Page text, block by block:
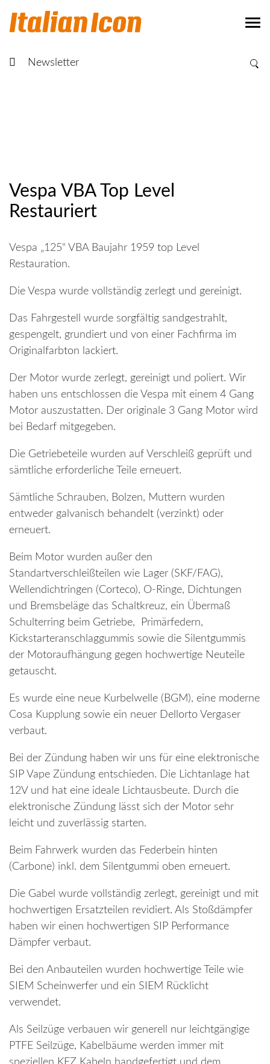
Newsletter
Vespa VBA Top Level
Restauriert
Vespa „125“ VBA Baujahr 1959 top Level
Restauration.
Die Vespa wurde vollständig zerlegt und gereinigt.
Das Fahrgestell wurde sorgfältig sandgestrahlt,
gespengelt, grundiert und von einer Fachfirma im
Originalfarbton lackiert.
Der Motor wurde zerlegt, gereinigt und poliert. Wir
haben uns entschlossen die Vespa mit einem 4 Gang
Motor auszustatten. Der originale 3 Gang Motor wird
bei Bedarf mitgegeben.
Die Getriebeteile wurden auf Verschleiß geprüft und
sämtliche erforderliche Teile erneuert.
Sämtliche Schrauben, Bolzen, Muttern wurden
entweder galvanisch behandelt (verzinkt) oder
erneuert.
Beim Motor wurden außer den
Standartverschleißteilen wie Lager (SKF/FAG),
Wellendichtringen (Corteco), O-Ringe, Dichtungen
und Bremsbeläge das Schaltkreuz, ein Übermaß
Schulterring beim Getriebe, Primärfedern,
Kickstarteranschlaggummis sowie die Silentgummis
der Motoraufhängung gegen hochwertige Neuteile
getauscht.
Es wurde eine neue Kurbelwelle (BGM), eine moderne
Cosa Kupplung sowie ein neuer Dellorto Vergaser
verbaut.
Bei der Zündung haben wir uns für eine elektronische
SIP Vape Zündung entschieden. Die Lichtanlage hat
12V und hat eine ideale Lichtausbeute. Durch die
elektronische Zündung lässt sich der Motor sehr
leicht und zuverlässig starten.
Beim Fahrwerk wurden das Federbein hinten
(Carbone) inkl. dem Silentgummi oben erneuert.
Die Gabel wurde vollständig zerlegt, gereinigt und mit
hochwertigen Ersatzteilen revidiert. Als Stoßdämpfer
haben wir einen hochwertigen SIP Performance
Dämpfer verbaut.
Bei den Anbauteilen wurden hochwertige Teile wie
SIEM Scheinwerfer und ein SIEM Rücklicht
verwendet.
Als Seilzüge verbauen wir generell nur leichtgängige
PTFE Seilzüge, Kabelbäume werden immer mit